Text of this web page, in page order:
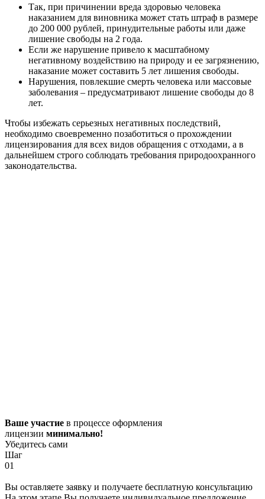
Так, при причинении вреда здоровью человека
наказанием для виновника может стать штраф в размере
до 200 000 рублей, принудительные работы или даже
лишение свободы на 2 года.
Если же нарушение привело к масштабному
негативному воздействию на природу и ее загрязнению,
наказание может составить 5 лет лишения свободы.
Нарушения, повлекшие смерть человека или массовые
заболевания – предусматривают лишение свободы до 8
лет.
Чтобы избежать серьезных негативных последствий,
необходимо своевременно позаботиться о прохождении
лицензирования для всех видов обращения с отходами, а в
дальнейшем строго соблюдать требования природоохранного
законодательства.
Ваше участие в процессе оформления
лицензии минимально!
Убедитесь сами
Шаг
01
Вы оставляете заявку и получаете бесплатную консультацию